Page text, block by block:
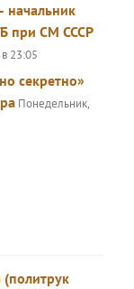
начальник
при СМ СССР
23:05
секретно»
Понедельник,